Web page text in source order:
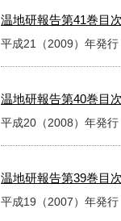
温地研報告第41巻目次
平成21（2009）年発行
温地研報告第40巻目次
平成20（2008）年発行
温地研報告第39巻目次
平成19（2007）年発行